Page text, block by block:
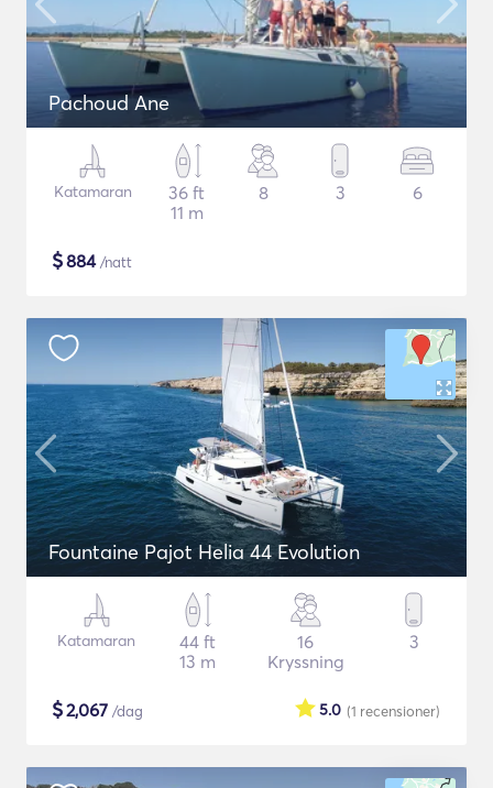
Pachoud Ane
Katamaran
36 ft
11 m
8 3 6
$884/natt
Fountaine Pajot Helia 44 Evolution
Katamaran
44 ft
13 m
16
Kryssning
3
$2,067 /dag (1 recensioner)
5.0